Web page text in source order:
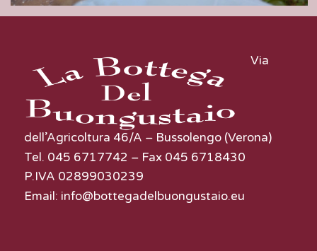
Via
dell’Agricoltura 46/A – Bussolengo (Verona)
Tel. 045 6717742 – Fax 045 6718430
P.IVA 02899030239
Email: info@bottegadelbuongustaio.eu